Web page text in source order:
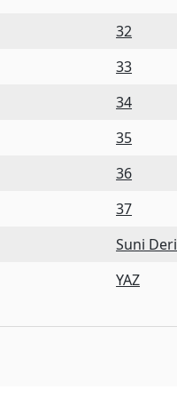
32
33
34
35
36
37
Suni Deri
YAZ